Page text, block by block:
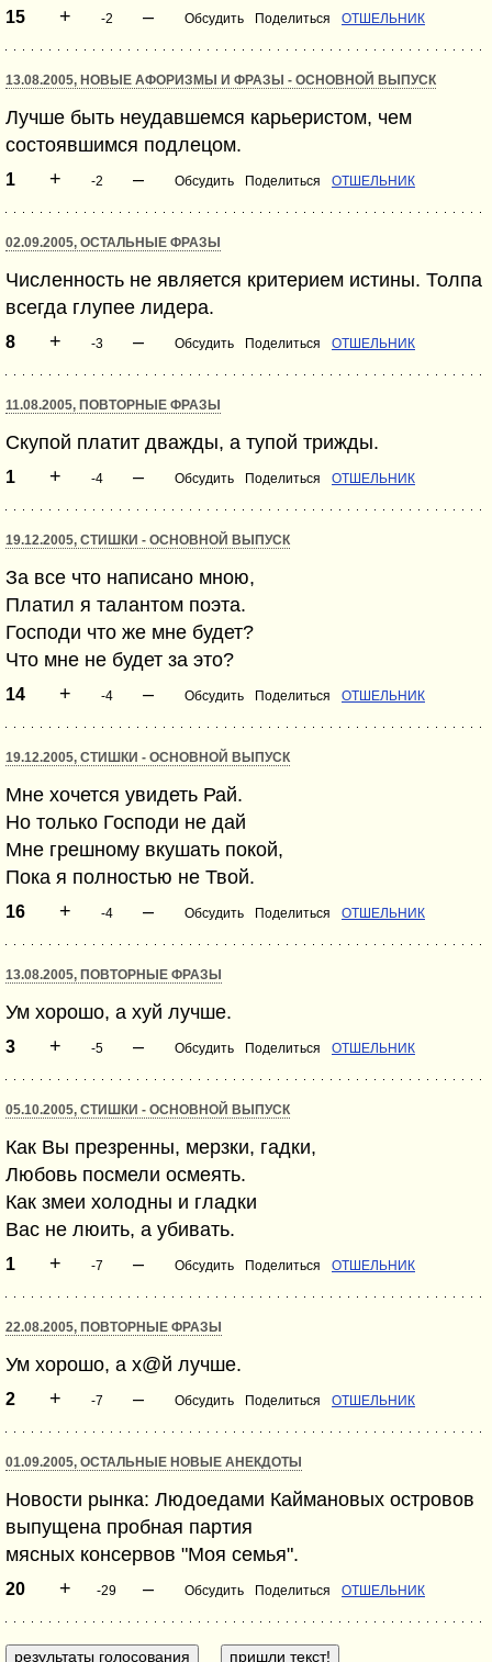
15 + -2 – Обсудить Поделиться ОТШЕЛЬНИК
13.08.2005, НОВЫЕ АФОРИЗМЫ И ФРАЗЫ - ОСНОВНОЙ ВЫПУСК
Лучше быть неудавшемся карьеристом, чем
состоявшимся подлецом.
1 + -2 – Обсудить Поделиться ОТШЕЛЬНИК
02.09.2005, ОСТАЛЬНЫЕ ФРАЗЫ
Численность не является критерием истины. Толпа
всегда глупее лидера.
8 + -3 – Обсудить Поделиться ОТШЕЛЬНИК
11.08.2005, ПОВТОРНЫЕ ФРАЗЫ
Скупой платит дважды, а тупой трижды.
1 + -4 – Обсудить Поделиться ОТШЕЛЬНИК
19.12.2005, СТИШКИ - ОСНОВНОЙ ВЫПУСК
За все что написано мною,
Платил я талантом поэта.
Господи что же мне будет?
Что мне не будет за это?
14 + -4 – Обсудить Поделиться ОТШЕЛЬНИК
19.12.2005, СТИШКИ - ОСНОВНОЙ ВЫПУСК
Мне хочется увидеть Рай.
Но только Господи не дай
Мне грешному вкушать покой,
Пока я полностью не Твой.
16 + -4 – Обсудить Поделиться ОТШЕЛЬНИК
13.08.2005, ПОВТОРНЫЕ ФРАЗЫ
Ум хорошо, а хуй лучше.
3 + -5 – Обсудить Поделиться ОТШЕЛЬНИК
05.10.2005, СТИШКИ - ОСНОВНОЙ ВЫПУСК
Как Вы презренны, мерзки, гадки,
Любовь посмели осмеять.
Как змеи холодны и гладки
Вас не люить, а убивать.
1 + -7 – Обсудить Поделиться ОТШЕЛЬНИК
22.08.2005, ПОВТОРНЫЕ ФРАЗЫ
Ум хорошо, а х@й лучше.
2 + -7 – Обсудить Поделиться ОТШЕЛЬНИК
01.09.2005, ОСТАЛЬНЫЕ НОВЫЕ АНЕКДОТЫ
Нoвости рынка: Людоедами Каймановых островов
выпущена пробная партия
мясных консервов "Моя семья".
20 + -29 – Обсудить Поделиться ОТШЕЛЬНИК